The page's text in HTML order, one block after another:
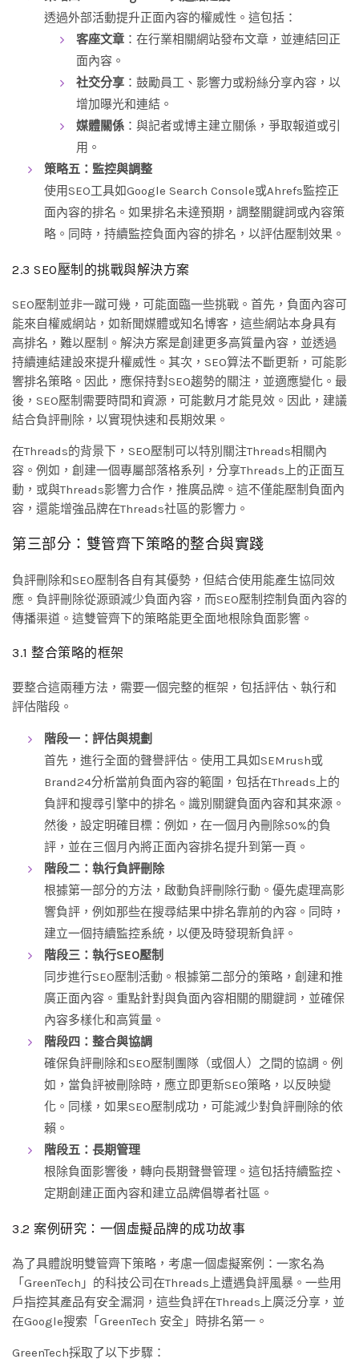
透過外部活動提升正面內容的權威性。這包括：
客座文章 ：在行業相關網站發布文章，並連結回正
面內容。
社交分享 ：鼓勵員工、影響力或粉絲分享內容，以
增加曝光和連結。
媒體關係 ：與記者或博主建立關係，爭取報道或引
用。
策略五：監控與調整
使用SEO工具如Google Search Console或Ahrefs監控正
面內容的排名。如果排名未達預期，調整關鍵詞或內容策
略。同時，持續監控負面內容的排名，以評估壓制效果。
2.3 SEO壓制的挑戰與解決方案
SEO壓制並非一蹴可幾，可能面臨一些挑戰。首先，負面內容可
能來自權威網站，如新聞媒體或知名博客，這些網站本身具有
高排名，難以壓制。解決方案是創建更多高質量內容，並透過
持續連結建設來提升權威性。其次，SEO算法不斷更新，可能影
響排名策略。因此，應保持對SEO趨勢的關注，並適應變化。最
後，SEO壓制需要時間和資源，可能數月才能見效。因此，建議
結合負評刪除，以實現快速和長期效果。
在Threads的背景下，SEO壓制可以特別關注Threads相關內
容。例如，創建一個專屬部落格系列，分享Threads上的正面互
動，或與Threads影響力合作，推廣品牌。這不僅能壓制負面內
容，還能增強品牌在Threads社區的影響力。
第三部分：雙管齊下策略的整合與實踐
負評刪除和SEO壓制各自有其優勢，但結合使用能產生協同效
應。負評刪除從源頭減少負面內容，而SEO壓制控制負面內容的
傳播渠道。這雙管齊下的策略能更全面地根除負面影響。
3.1 整合策略的框架
要整合這兩種方法，需要一個完整的框架，包括評估、執行和
評估階段。
階段一：評估與規劃
首先，進行全面的聲譽評估。使用工具如SEMrush或
Brand24分析當前負面內容的範圍，包括在Threads上的
負評和搜尋引擎中的排名。識別關鍵負面內容和其來源。
然後，設定明確目標：例如，在一個月內刪除50%的負
評，並在三個月內將正面內容排名提升到第一頁。
階段二：執行負評刪除
根據第一部分的方法，啟動負評刪除行動。優先處理高影
響負評，例如那些在搜尋結果中排名靠前的內容。同時，
建立一個持續監控系統，以便及時發現新負評。
階段三：執行SEO壓制
同步進行SEO壓制活動。根據第二部分的策略，創建和推
廣正面內容。重點針對與負面內容相關的關鍵詞，並確保
內容多樣化和高質量。
階段四：整合與協調
確保負評刪除和SEO壓制團隊（或個人）之間的協調。例
如，當負評被刪除時，應立即更新SEO策略，以反映變
化。同樣，如果SEO壓制成功，可能減少對負評刪除的依
賴。
階段五：長期管理
根除負面影響後，轉向長期聲譽管理。這包括持續監控、
定期創建正面內容和建立品牌倡導者社區。
3.2 案例研究：一個虛擬品牌的成功故事
為了具體說明雙管齊下策略，考慮一個虛擬案例：一家名為
「GreenTech」的科技公司在Threads上遭遇負評風暴。一些用
戶指控其產品有安全漏洞，這些負評在Threads上廣泛分享，並
在Google搜索「GreenTech 安全」時排名第一。
GreenTech採取了以下步驟：